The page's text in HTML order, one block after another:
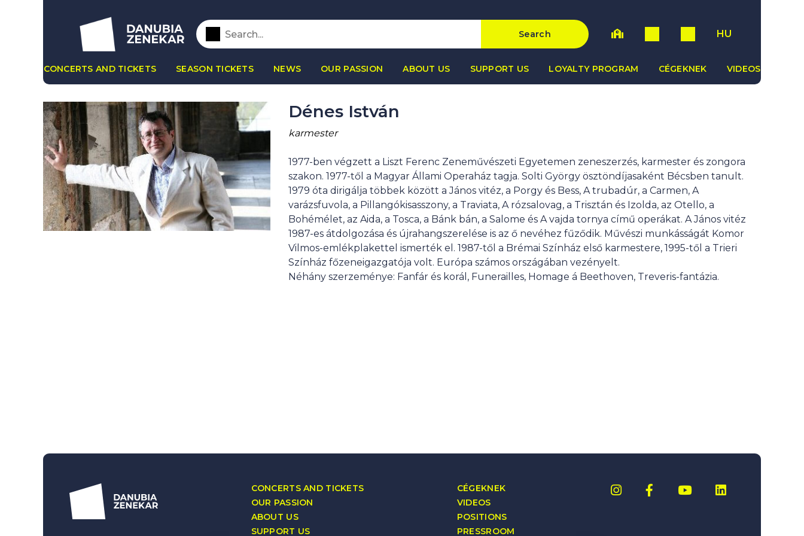
Search HU
CONCERTS AND TICKETS SEASON TICKETS NEWS OUR PASSION ABOUT US SUPPORT US LOYALTY PROGRAM CÉGEKNEK VIDEOS
Dénes István
karmester
1977-ben végzett a Liszt Ferenc Zeneművészeti Egyetemen zeneszerzés, karmester és zongora
szakon. 1977-től a Magyar Állami Operaház tagja. Solti György ösztöndíjasaként Bécsben tanult.
1979 óta dirigálja többek között a János vitéz, a Porgy és Bess, A trubadúr, a Carmen, A
varázsfuvola, a Pillangókisasszony, a Traviata, A rózsalovag, a Trisztán és Izolda, az Otello, a
Bohémélet, az Aida, a Tosca, a Bánk bán, a Salome és A vajda tornya című operákat. A János vitéz
1987-es átdolgozása és újrahangszerelése is az ő nevéhez fűződik. Művészi munkásságát Komor
Vilmos-emlékplakettel ismerték el. 1987-től a Brémai Színház első karmestere, 1995-től a Trieri
Színház főzeneigazgatója volt. Európa számos országában vezényelt.
Néhány szerzeménye: Fanfár és korál, Funerailles, Homage á Beethoven, Treveris-fantázia.
CONCERTS AND TICKETS
OUR PASSION
ABOUT US
SUPPORT US
CÉGEKNEK
VIDEOS
POSITIONS
PRESSROOM